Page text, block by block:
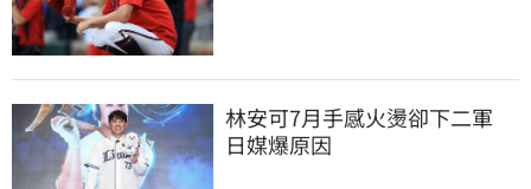
林安可7月手感火燙卻下二軍
日媒爆原因